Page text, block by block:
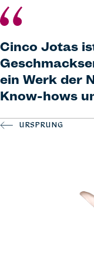
Cinco Jotas
ein Werk der
Know-hows
URSPRUNG